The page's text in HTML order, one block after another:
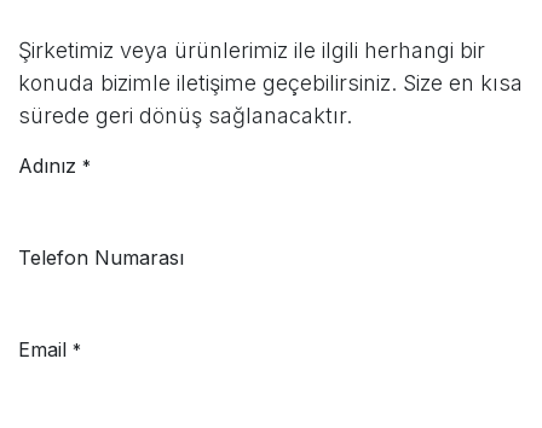
Şirketimiz veya ürünlerimiz ile ilgili herhangi bir
konuda bizimle iletişime geçebilirsiniz. Size en kısa
sürede geri dönüş sağlanacaktır.
Adınız *
Telefon Numarası
Email *